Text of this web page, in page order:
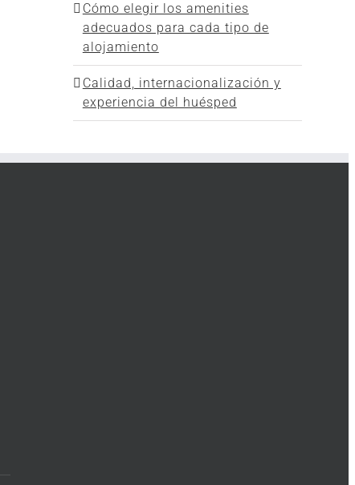
Cómo elegir los amenities
adecuados para cada tipo de
alojamiento
Calidad, internacionalización y
experiencia del huésped